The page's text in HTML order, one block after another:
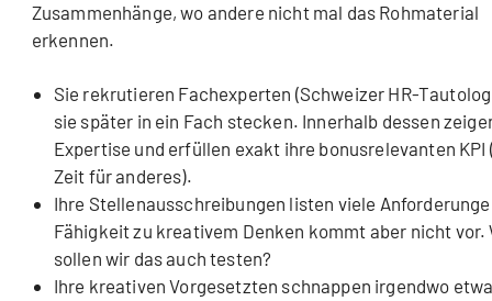
Zusammenhänge, wo andere nicht mal das Rohmaterial
erkennen.
Sie rekrutieren Fachexperten (Schweizer HR-
sie später in ein Fach stecken. Innerhalb dessen
Expertise und erfüllen exakt ihre bonusrelevanten KPI
Zeit für anderes).
Ihre Stellenausschreibungen listen viele
Fähigkeit zu kreativem Denken kommt aber nicht vor.
sollen wir das auch testen?
Ihre kreativen Vorgesetzten schnappen irgendwo